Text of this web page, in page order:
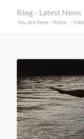
Blog - Latest News
You are here: Home /